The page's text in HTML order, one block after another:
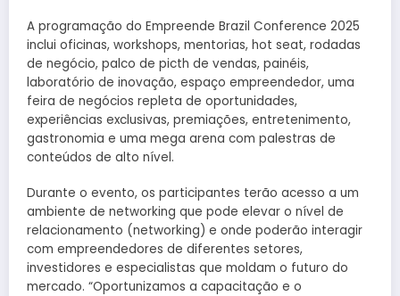
A programação do Empreende Brazil Conference 2025
inclui oficinas, workshops, mentorias, hot seat, rodadas
de negócio, palco de picth de vendas, painéis,
laboratório de inovação, espaço empreendedor, uma
feira de negócios repleta de oportunidades,
experiências exclusivas, premiações, entretenimento,
gastronomia e uma mega arena com palestras de
conteúdos de alto nível.
Durante o evento, os participantes terão acesso a um
ambiente de networking que pode elevar o nível de
relacionamento (networking) e onde poderão interagir
com empreendedores de diferentes setores,
investidores e especialistas que moldam o futuro do
mercado. “Oportunizamos a capacitação e o